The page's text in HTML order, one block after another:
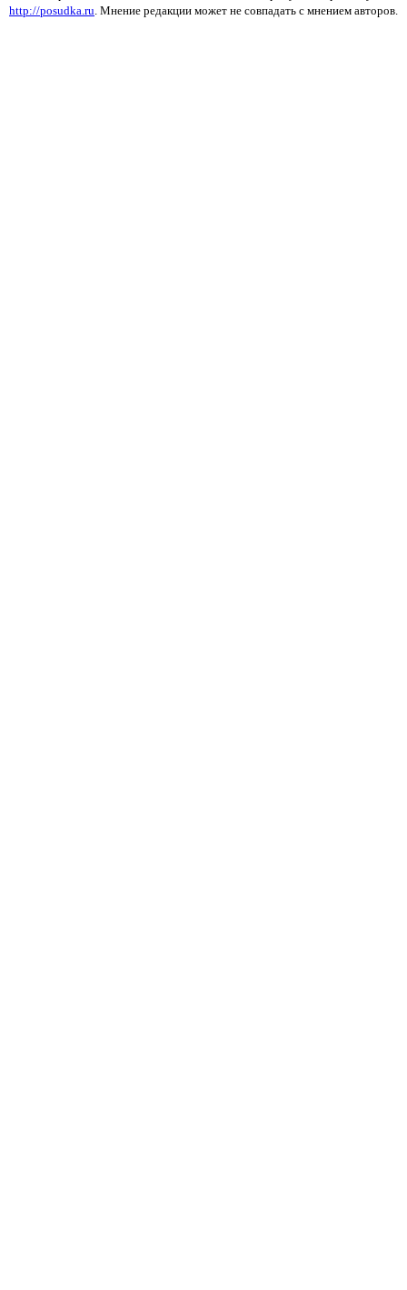
http://posudka.ru. Мнение редакции может не совпадать с мнением авторов.